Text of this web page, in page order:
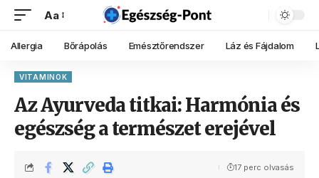
Aa
Allergia Bőrápolás Emésztőrendszer Láz és Fájdalom
VITAMINOK
Az Ayurveda titkai: Harmónia és
egészség a természet erejével
17 perc olvasás